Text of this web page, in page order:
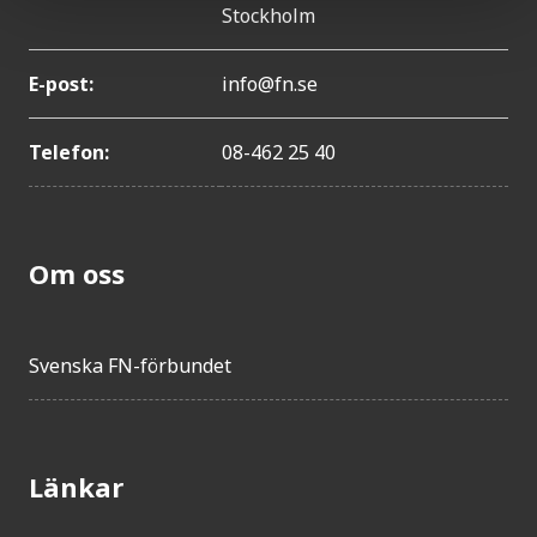
Stockholm
E-post: info@fn.se
Telefon: 08-462 25 40
Om oss
Svenska FN-förbundet
Länkar